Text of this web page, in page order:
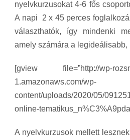
nyelvkurzusokat 4-6 fős
A napi 2 x 45 perces
választhatók, így mindenki
amely számára a legideálisabb,
[gview file=”http://wp-
1.amazonaws.com/wp-
content/uploads/2020/05/
online-
A nyelvkurzusok mellett